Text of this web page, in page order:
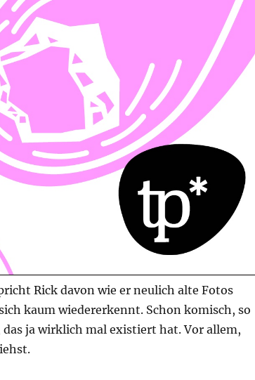
Rick davon wie er neulich alte Fotos
kaum wiedererkennt. Schon komisch, so
ja wirklich mal existiert hat. Vor allem,